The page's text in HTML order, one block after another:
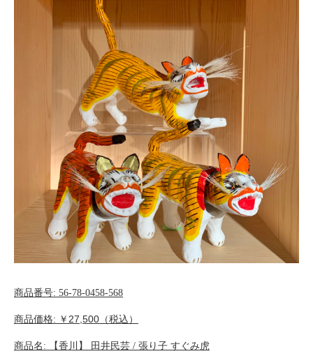
商品番号: 56-78-0458-568
商品価格: ￥27,500 （税込）
商品名 : 【香川】 田井民芸 / 張り子 すぐみ虎